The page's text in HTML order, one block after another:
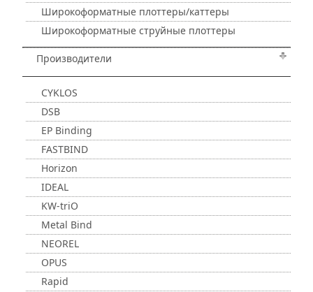
Широкоформатные плоттеры/каттеры
Широкоформатные струйные плоттеры
Производители
CYKLOS
DSB
EP Binding
FASTBIND
Horizon
IDEAL
KW-triO
Metal Bind
NEOREL
OPUS
Rapid